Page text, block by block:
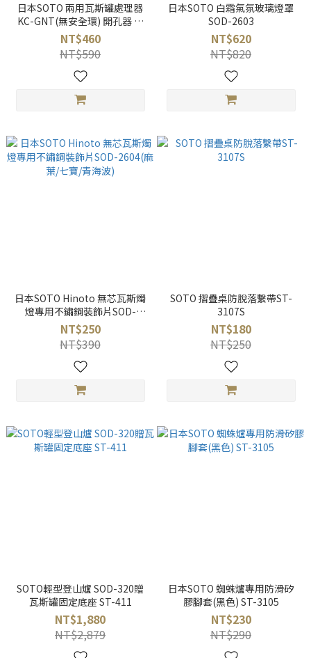
日本SOTO 兩用瓦斯罐處理器
KC-GNT(無安全環) 開孔器 洩
壓器
NT$460
NT$590
日本SOTO 白霜氣氛玻璃燈罩
SOD-2603
NT$620
NT$820
日本SOTO Hinoto 無芯瓦斯燭
燈專用不鏽鋼裝飾片SOD-
2604(麻葉/七寶/青海波)
NT$250
NT$390
SOTO 摺疊桌防脫落繫帶ST-
3107S
NT$180
NT$250
SOTO輕型登山爐 SOD-320贈
瓦斯罐固定底座 ST-411
NT$1,880
NT$2,879
日本SOTO 蜘蛛爐專用防滑矽
膠腳套(黑色) ST-3105
NT$230
NT$290